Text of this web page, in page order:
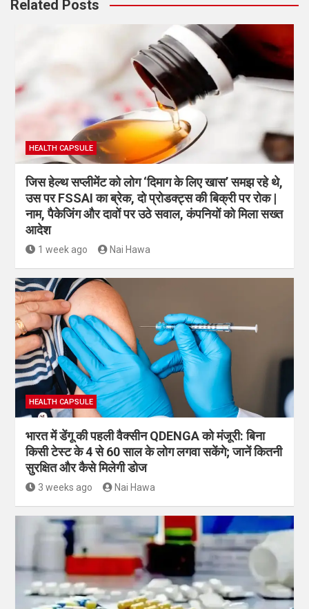
Related Posts
HEALTH CAPSULE
जिस हेल्थ सप्लीमेंट को लोग ‘दिमाग के लिए खास’ समझ रहे थे,
उस पर FSSAI का ब्रेक, दो प्रोडक्ट्स की बिक्री पर रोक |
नाम, पैकेजिंग और दावों पर उठे सवाल, कंपनियों को मिला सख्त
आदेश
1 week ago Nai Hawa
HEALTH CAPSULE
भारत में डेंगू की पहली वैक्सीन QDENGA को मंजूरी: बिना
किसी टेस्ट के 4 से 60 साल के लोग लगवा सकेंगे; जानें कितनी
सुरक्षित और कैसे मिलेगी डोज
3 weeks ago Nai Hawa